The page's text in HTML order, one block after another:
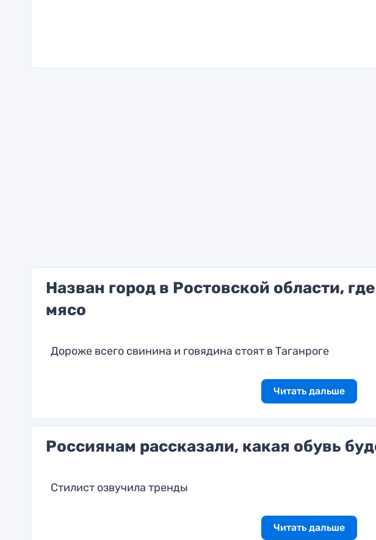
Назван город в Ростовской области,
мясо
Дороже всего свинина и говядина стоят в Таганроге
Читать дальше
Россиянам рассказали, какая обувь
Стилист озвучила тренды
Читать дальше